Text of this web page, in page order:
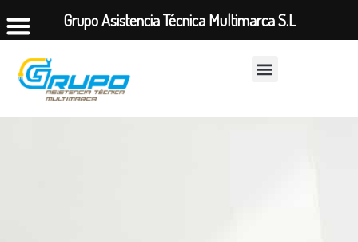
Grupo Asistencia Técnica Multimarca S.L